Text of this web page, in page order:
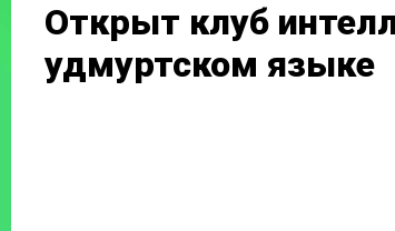
Открыт клуб
удмуртском языке